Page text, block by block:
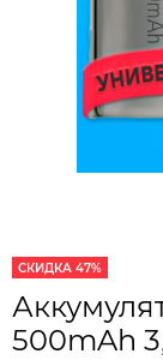
СКИДКА 47%
500mAh